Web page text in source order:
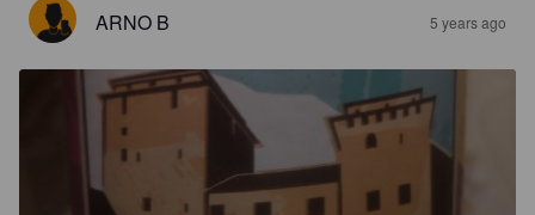
ARNO B 5 years ago